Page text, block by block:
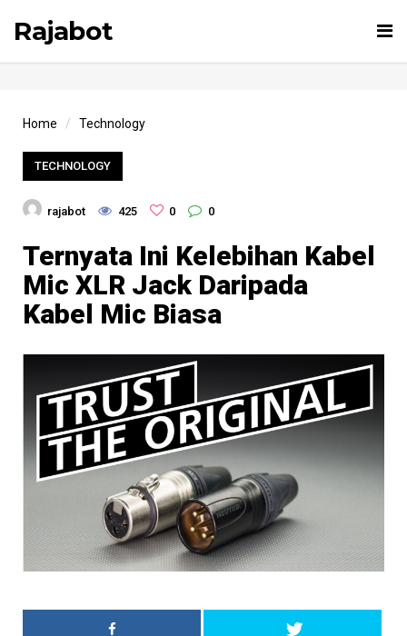
Rajabot
Home Technology
TECHNOLOGY
rajabot 425 0 0
Ternyata Ini Kelebihan Kabel
Mic XLR Jack Daripada
Kabel Mic Biasa